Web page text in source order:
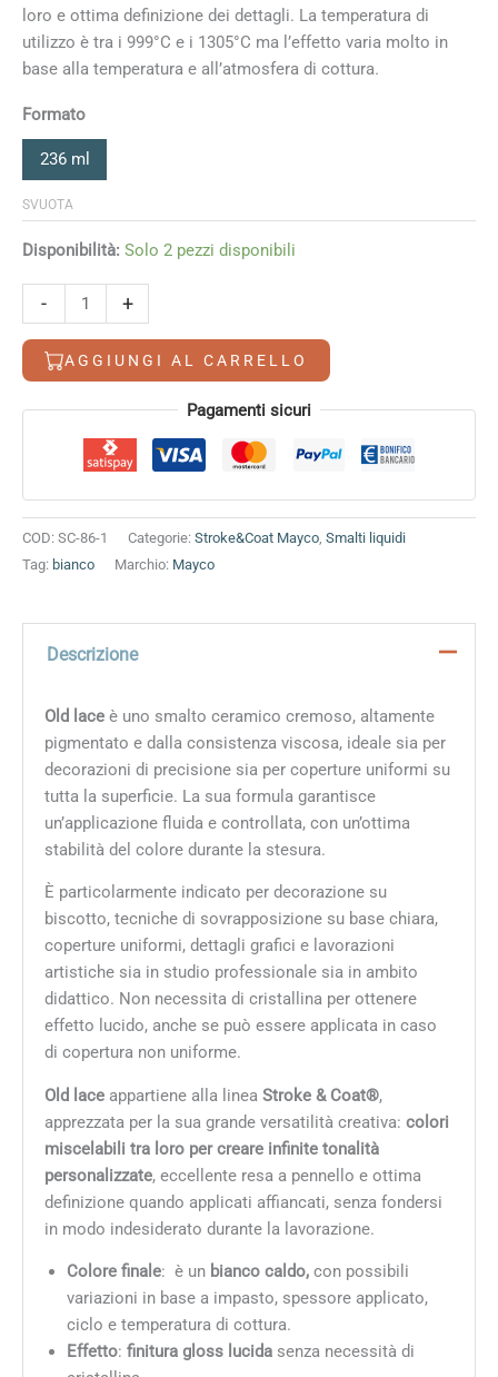
loro e ottima definizione dei dettagli. La temperatura di
utilizzo è tra i 999°C e i 1305°C ma l’effetto varia molto in
base alla temperatura e all’atmosfera di cottura.
Formato
236 ml
SVUOTA
Disponibilità: Solo 2 pezzi disponibili
-
lace
quantità
+
AGGIUNGI AL CARRELLO
Alternative: Pagamenti sicuri
COD: SC-86-1 Categorie: Stroke&Coat Mayco, Smalti liquidi
Tag: bianco Marchio: Mayco
Descrizione
Old lace è uno smalto ceramico cremoso, altamente
pigmentato e dalla consistenza viscosa, ideale sia per
decorazioni di precisione sia per coperture uniformi su
tutta la superficie. La sua formula garantisce
un’applicazione fluida e controllata, con un’ottima
stabilità del colore durante la stesura.
È particolarmente indicato per decorazione su
biscotto, tecniche di sovrapposizione su base chiara,
coperture uniformi, dettagli grafici e lavorazioni
artistiche sia in studio professionale sia in ambito
didattico. Non necessita di cristallina per ottenere
effetto lucido, anche se può essere applicata in caso
di copertura non uniforme.
Old lace appartiene alla linea Stroke & Coat®,
apprezzata per la sua grande versatilità creativa: colori
miscelabili tra loro per creare infinite tonalità
personalizzate, eccellente resa a pennello e ottima
definizione quando applicati affiancati, senza fondersi
in modo indesiderato durante la lavorazione.
Colore finale: è unbianco caldo, con possibili
variazioni in base a impasto, spessore applicato,
ciclo e temperatura di cottura.
Effetto: finitura gloss lucidasenza necessità di